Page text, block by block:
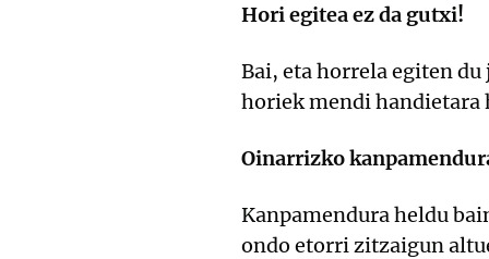
Hori egitea ez da gutxi!
Bai, eta horrela egiten
horiek mendi handietara
Oinarrizko
Kanpamendura heldu
ondo etorri zitzaigun